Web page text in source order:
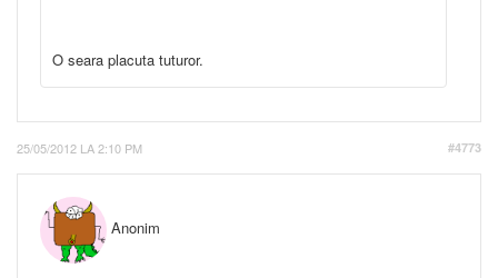
O seara placuta tuturor.
25/05/2012 LA 2:10 PM #4773
Anonim